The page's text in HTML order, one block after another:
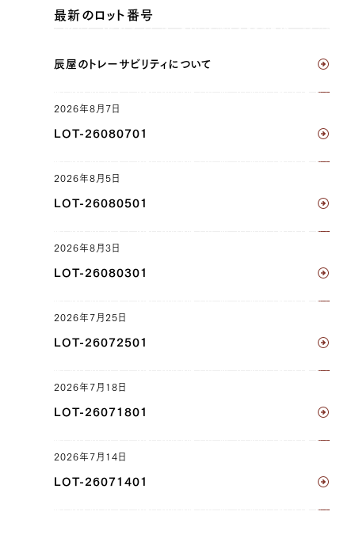
（左）, トンビ（右）, ヘレ（左）
三角バラ（左）, 三角バラ（右）, ブリスケ（左）,
（左）, トンビ（右）
三角バラ（左）, 三角バラ（右）
JP1633902006
ブリスケ（右）, ウデ（左）, ウデ（右）, トンビ
（左）, トンビ（右）
リブロース（左）, リブロース（右）, サーロイン
JP1631311336
三角バラ（左）, 三角バラ（右）, ウデ（左）, ウデ
最新のロット番号
辰屋のトレーサビリティについて
2026年8月7日
LOT-26080701
2026年8月5日
LOT-26080501
2026年8月3日
LOT-26080301
2026年7月25日
LOT-26072501
2026年7月18日
LOT-26071801
2026年7月14日
LOT-26071401